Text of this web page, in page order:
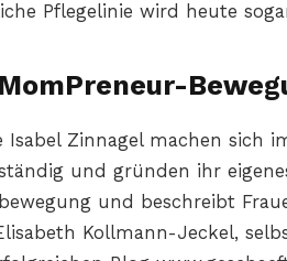
Pflegelinie wird heute
Isabel Zinnagel machen sich
und gründen ihr
und beschreibt
Kollmann-Jeckel,